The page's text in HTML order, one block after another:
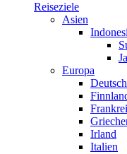
Reiseziele
Asien
Europa
Irland
Italien